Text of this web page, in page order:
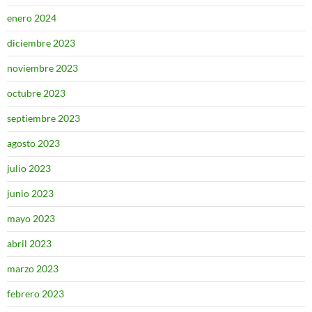
enero 2024
diciembre 2023
noviembre 2023
octubre 2023
septiembre 2023
agosto 2023
julio 2023
junio 2023
mayo 2023
abril 2023
marzo 2023
febrero 2023